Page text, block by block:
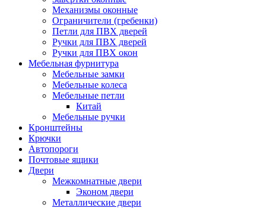
Механизмы оконные
Ограничители (гребенки)
Петли для ПВХ дверей
Ручки для ПВХ дверей
Ручки для ПВХ окон
Мебельная фурнитура
Мебельные замки
Мебельные колеса
Мебельные петли
Китай
Мебельные ручки
Кронштейны
Крючки
Автопороги
Почтовые ящики
Двери
Межкомнатные двери
Эконом двери
Металлические двери